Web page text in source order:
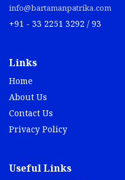
info@bartamanpatrika.com
+91 - 33 2251 3292 / 93
Links
Home
About Us
Contact Us
Privacy Policy
Useful Links